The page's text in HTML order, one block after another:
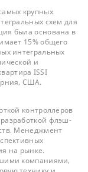
крупных
схем для
была основана в
15% общего
интегральных
и
ISSI
США.
контроллеров
флэш-
Менеджмент
на рынке.
компаниями,